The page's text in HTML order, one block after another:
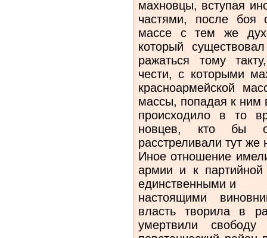
махновцы, вступая
частями, после боя
массе с тем же
который
ражаться тому
чести, с кото­рыми
красноармейской
массы, попадая к ним
происходило в то
новцев, кто бы
расстреливали тут
Иное отношение
армии и к партийной
единственными и
настоящими
власть творила в
умертвили